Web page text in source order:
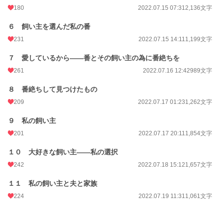
恋愛
お気に入り
24h.ポイント
文字数 27,388
更新日時
初回公開日時 2022.07.14 16:22
週間ポイント 622 pt (12,589 位)
180 2022.07.15 07:312,136文字
６ 飼い主を選んだ私の番
231 2022.07.15 14:111,199文字
７ 愛しているから――番とその飼い主の為に番絶ちを
261 2022.07.16 12:42989文字
８ 番絶ちして見つけたもの
209 2022.07.17 01:231,262文字
９ 私の飼い主
201 2022.07.17 20:111,854文字
１０ 大好きな飼い主――私の選択
242 2022.07.18 15:121,657文字
１１ 私の飼い主と夫と家族
224 2022.07.19 11:311,061文字